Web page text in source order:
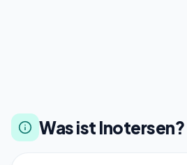
Was ist Inotersen?